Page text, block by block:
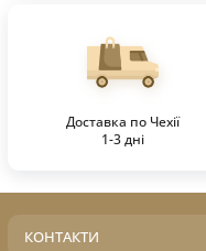
Доставка по Чехії
1-3 дні
КОНТАКТИ